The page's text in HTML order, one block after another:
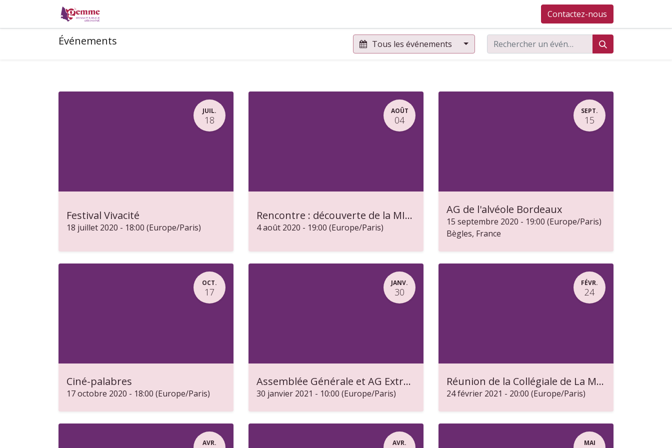
Contact L'association
Contactez-nous
Événements Tous les événements
JUIL.
18
Festival Vivacité
18 juillet 2020 - 18:00 (Europe/Paris)
AOÛT
04
Rencontre : découverte de la MIEL
4 août 2020 - 19:00 (Europe/Paris)
SEPT.
15
AG de l'alvéole Bordeaux
15 septembre 2020 - 19:00 (Europe/Paris)
Bègles, France
OCT.
17
Ciné-palabres
17 octobre 2020 - 18:00 (Europe/Paris)
JANV.
30
Assemblée Générale et AG Extraordinaire de La MIEL le 30 janvier 2021
30 janvier 2021 - 10:00 (Europe/Paris)
FÉVR.
24
Réunion de la Collégiale de La MIEL
24 février 2021 - 20:00 (Europe/Paris)
AVR. AVR. MAI